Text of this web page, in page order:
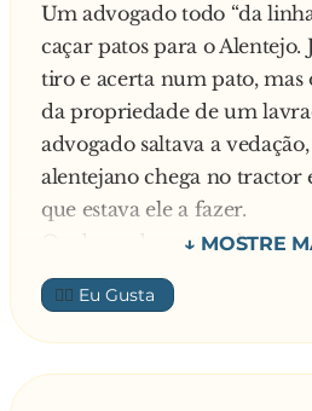
Um advogado todo “da
caçar patos para o Alentejo.
tiro e acerta num pato,
da propriedade de um
advogado saltava a
alentejano chega no tractor
que estava ele a fazer.
O advogado respondeu:
- Acabei de matar um pato,
terra, e agora vou buscá-lo.
O alentejano responde:
- Esta propriedade é
👍🏼